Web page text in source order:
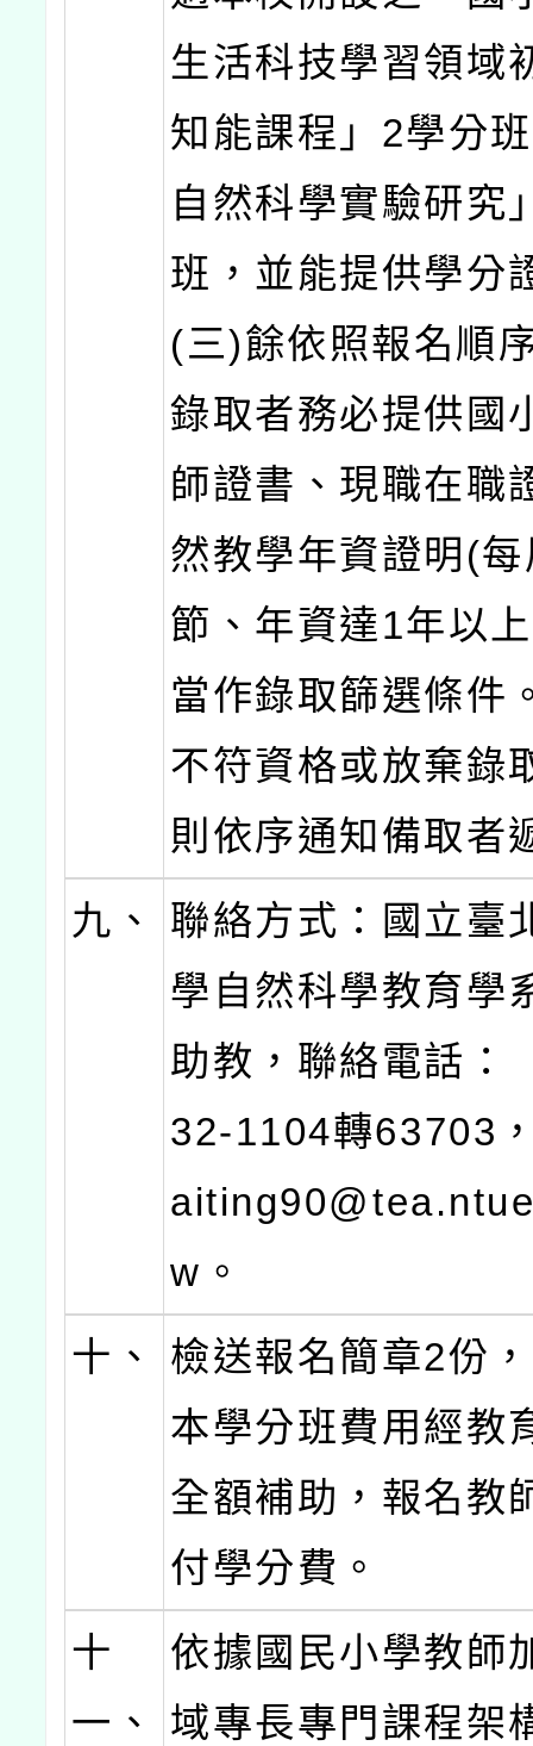
生活科技學習領域
知能課程」2學分
自然科學實驗研究
班，並能提供學分
(三)餘依照報名順
錄取者務必提供國
師證書、現職在職
然教學年資證明(
節、年資達1年以
當作錄取篩選條件
不符資格或放棄錄
則依序通知備取者
九、
聯絡方式：國立臺
學自然科學教育學
助教，聯絡電話：
32-1104轉63703
w。
十、
檢送報名簡章2份
本學分班費用經教
全額補助，報名教
付學分費。
十
一、
依據國民小學教師
域專長專門課程架